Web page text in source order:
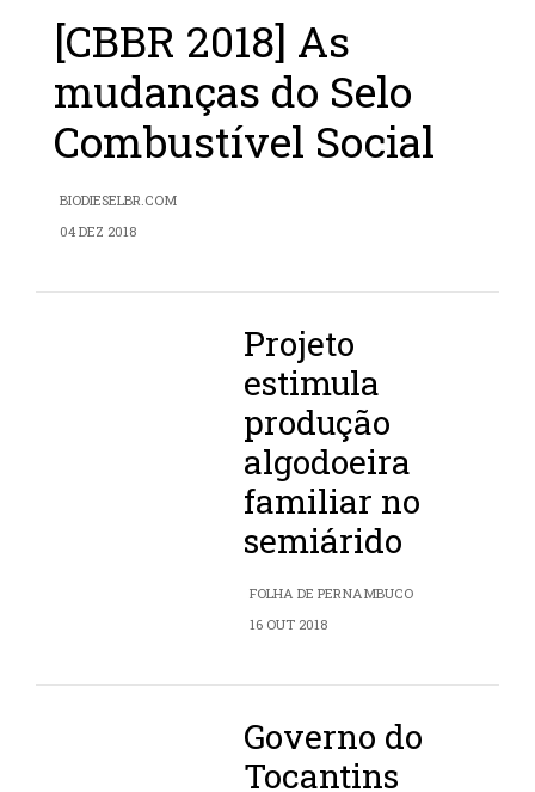
[CBBR 2018] As
mudanças do Selo
Combustível Social
BIODIESELBR.COM
04 DEZ 2018
Projeto
estimula
produção
algodoeira
familiar no
semiárido
FOLHA DE PERNAMBUCO
16 OUT 2018
Governo do
Tocantins